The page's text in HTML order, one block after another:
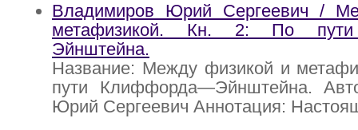
Владимиров Юрий Сергеевич /
метафизикой. Кн. 2: По
Эйнштейна.
Название: Между физикой и
пути Клиффорда—Эйнштейна.
Юрий Сергеевич Аннотация: